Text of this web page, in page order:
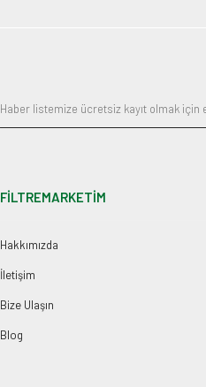
FİLTREMARKETİM
Hakkımızda
İletişim
Bize Ulaşın
Blog